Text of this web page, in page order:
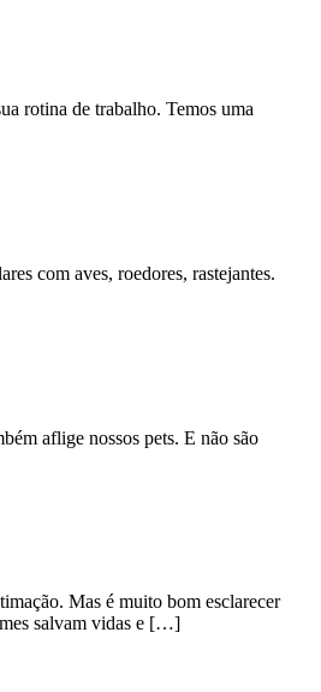
rotina de trabalho. Temos uma
com aves, roedores, rastejantes.
aflige nossos pets. E não são
Mas é muito bom esclarecer
salvam vidas e […]